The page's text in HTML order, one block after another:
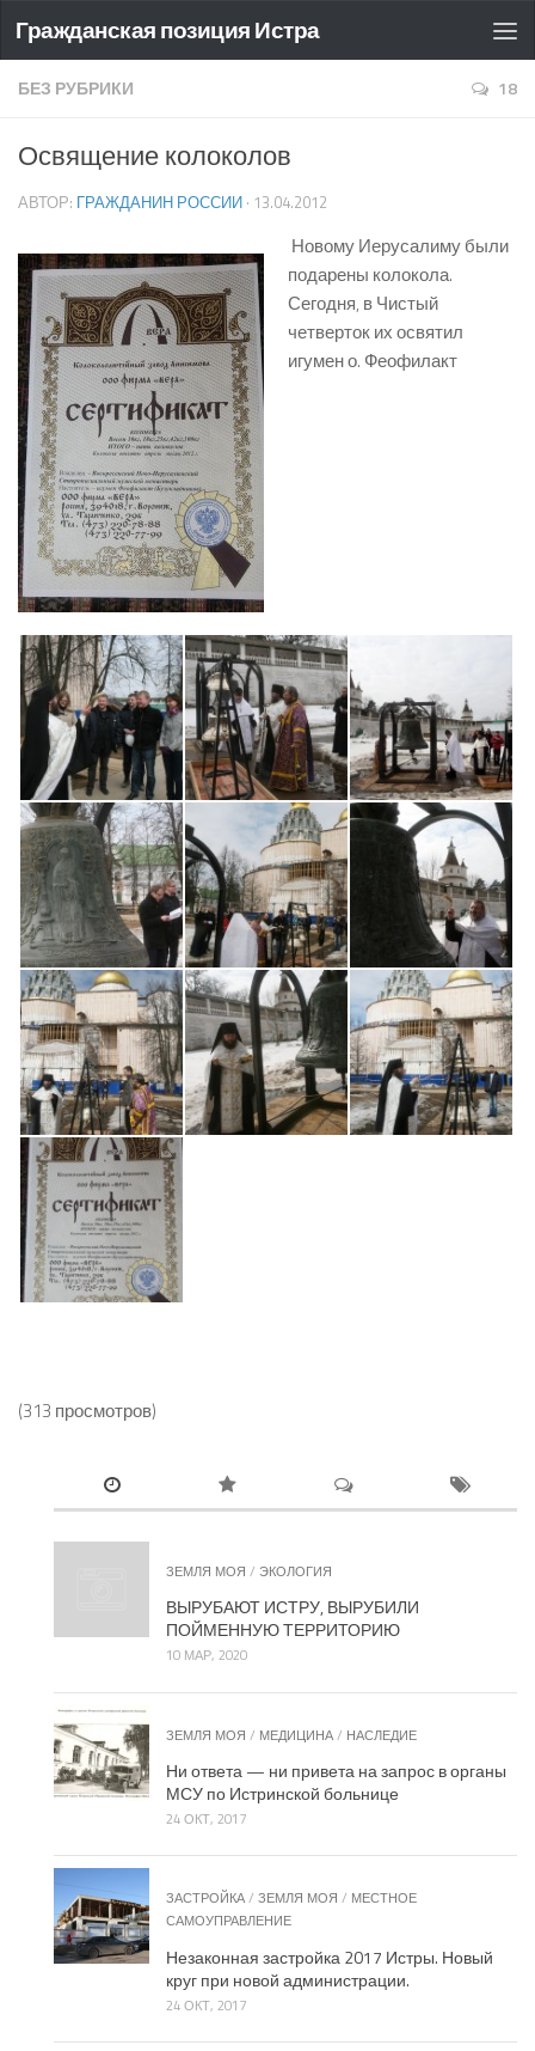
Гражданская позиция Истра
БЕЗ РУБРИКИ 18
Освящение колоколов
АВТОР: ГРАЖДАНИН РОССИИ · 13.04.2012
Новому Иерусалиму были
подарены колокола.
Сегодня, в Чистый
четверток их освятил
игумен о. Феофилакт
(313 просмотров)
ЗЕМЛЯ МОЯ / ЭКОЛОГИЯ
ВЫРУБАЮТ ИСТРУ, ВЫРУБИЛИ
ПОЙМЕННУЮ ТЕРРИТОРИЮ
10 МАР, 2020
ЗЕМЛЯ МОЯ / МЕДИЦИНА/ НАСЛЕДИЕ
Ни ответа — ни привета на запрос в органы
МСУ по Истринской больнице
24 ОКТ, 2017
ЗАСТРОЙКА/ ЗЕМЛЯ МОЯ / МЕСТНОЕ
САМОУПРАВЛЕНИЕ
Незаконная застройка 2017 Истры. Новый
круг при новой администрации.
24 ОКТ, 2017